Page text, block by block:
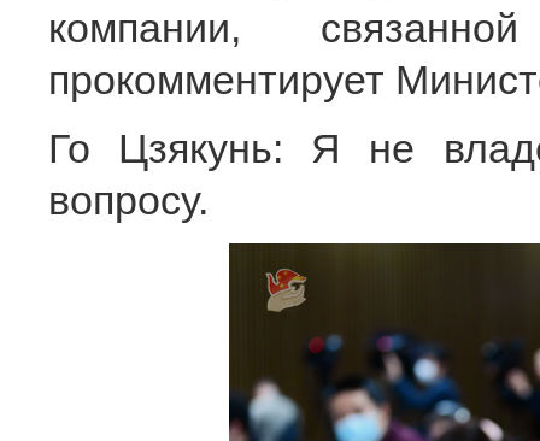
компании,
прокомментирует
Го Цзякунь: Я не
вопросу.